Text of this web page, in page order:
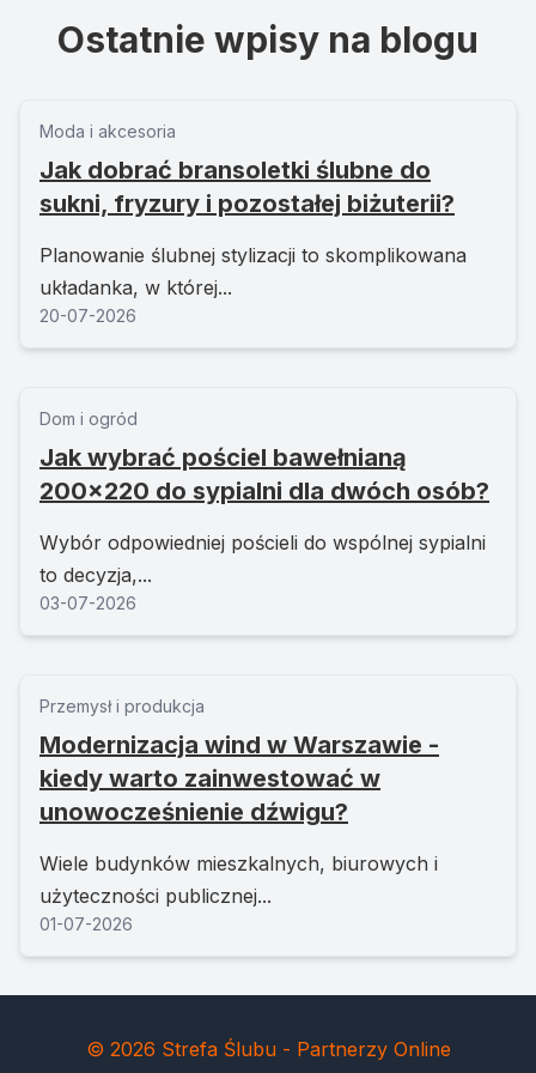
Ostatnie wpisy na blogu
Moda i akcesoria
Jak dobrać bransoletki ślubne do
sukni, fryzury i pozostałej biżuterii?
Planowanie ślubnej stylizacji to skomplikowana
układanka, w której...
20-07-2026
Dom i ogród
Jak wybrać pościel bawełnianą
200x220 do sypialni dla dwóch osób?
Wybór odpowiedniej pościeli do wspólnej sypialni
to decyzja,...
03-07-2026
Przemysł i produkcja
Modernizacja wind w Warszawie -
kiedy warto zainwestować w
unowocześnienie dźwigu?
Wiele budynków mieszkalnych, biurowych i
użyteczności publicznej...
01-07-2026
© 2026 Strefa Ślubu - Partnerzy Online